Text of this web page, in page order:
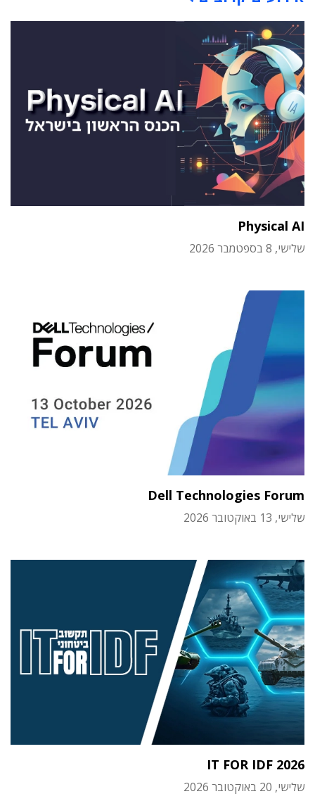
Physical AI
שלישי, 8 בספטמבר 2026
Dell Technologies Forum
שלישי, 13 באוקטובר 2026
IT FOR IDF 2026
שלישי, 20 באוקטובר 2026